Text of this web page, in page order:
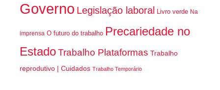
Governo Legislação laboral Livro verde Na
imprensa O futuro do trabalho Precariedade no
EstadoTrabalho Plataformas Trabalho
reprodutivo | Cuidados Trabalho Temporário